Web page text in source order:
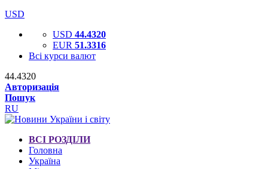
USD
USD 44.4320
EUR 51.3316
Всі курси валют
44.4320
Авторизація
Пошук
RU
ВСІ РОЗДІЛИ
Головна
Україна